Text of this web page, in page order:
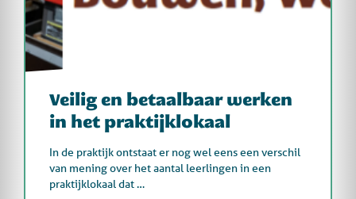
Veilig en betaalbaar werken
in het praktijklokaal
In de praktijk ontstaat er nog wel eens een verschil
van mening over het aantal leerlingen in een
praktijklokaal dat …